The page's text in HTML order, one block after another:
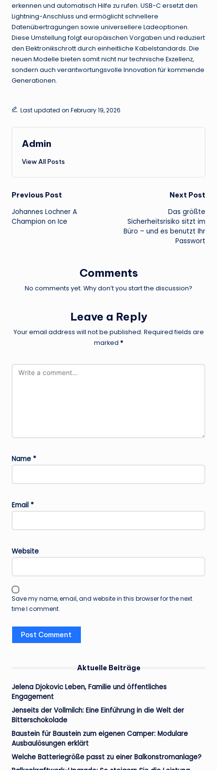
erkennen und automatisch Hilfe zu rufen. USB-C ersetzt den
Lightning-Anschluss und ermöglicht schnellere
Datenübertragungen sowie universellere Ladeoptionen.
Diese Umstellung folgt europäischen Vorgaben und reduziert
den Elektronikschrott durch einheitliche Kabelstandards. Die
neuen Modelle bieten somit nicht nur technische Exzellenz,
sondern auch verantwortungsvolle Innovation für kommende
Generationen.
Last updated on February 19, 2026
Admin
View All Posts
Post
navigation
Previous Post
Johannes Lochner A
Champion on Ice
Next Post
Das größte
Sicherheitsrisiko sitzt im
Büro – und es benutzt Ihr
Passwort
Comments
No comments yet. Why don’t you start the discussion?
Leave a Reply
Your email address will not be published. Required fields are
marked *
Name *
Email *
Website
Save my name, email, and website in this browser for the next
time I comment.
Aktuelle Beiträge
Jelena Djokovic Leben, Familie und öffentliches
Engagement
Jenseits der Vollmilch: Eine Einführung in die Welt der
Bitterschokolade
Baustein für Baustein zum eigenen Camper: Modulare
Ausbaulösungen erklärt
Welche Batteriegröße passt zu einer Balkonstromanlage?